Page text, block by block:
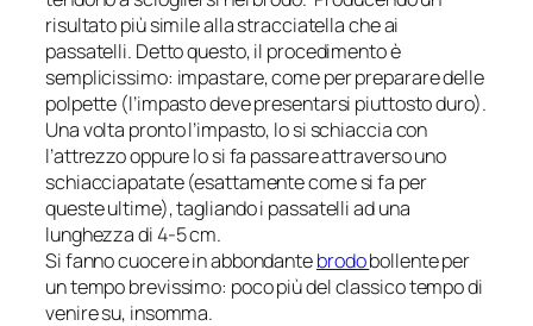
risultato più simile alla stracciatella che ai
passatelli. Detto questo, il procedimento è
semplicissimo: impastare, come per preparare delle
polpette (l’impasto deve presentarsi piuttosto duro).
Una volta pronto l’impasto, lo si schiaccia con
l’attrezzo oppure lo si fa passare attraverso uno
schiacciapatate (esattamente come si fa per
queste ultime), tagliando i passatelli ad una
lunghezza di 4-5 cm.
Si fanno cuocere in abbondantebrodobollente per
un tempo brevissimo: poco più del classico tempo di
venire su, insomma.